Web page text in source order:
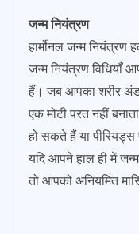
जन्म नियंत्रण
हार्मोनल जन्म
जन्म नियंत्रण विधियाँ
हैं। जब आपका शरीर
एक मोटी परत नहीं
हो सकते हैं या
यदि आपने हाल ही में
तो आपको अनियमित